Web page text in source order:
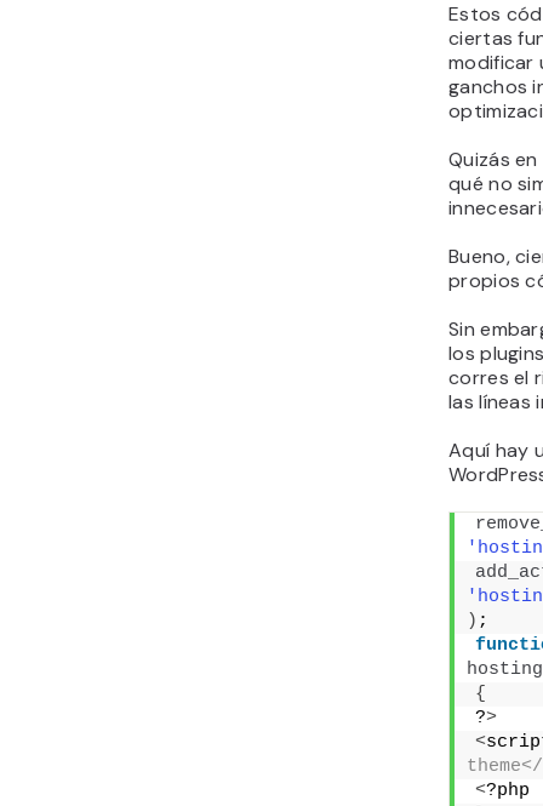
Estos
ciertas
modificar
ganchos
Quizás
qué no
Bueno,
propios
Sin
los
corres el
las líneas
Aquí hay
) ;
{
?>
<
<?php